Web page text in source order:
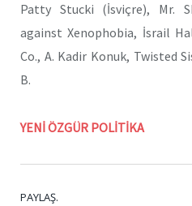
Patty Stucki (İsviçre), Mr.
against Xenophobia, İsrail
Co., A. Kadir Konuk, Twisted
B.
YENİ ÖZGÜR POLİTİKA
PAYLAŞ.